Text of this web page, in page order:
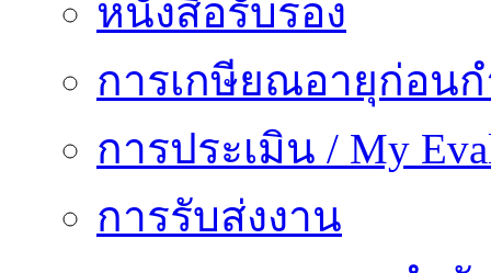
หนังสือรับรอง
การเกษียณอายุก่อน
การประเมิน / My
การรับส่งงาน